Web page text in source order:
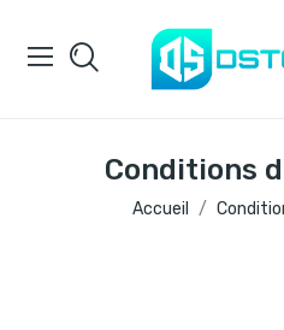
Conditions
Accueil